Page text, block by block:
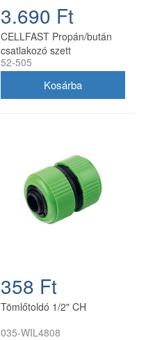
3.690 Ft
CELLFAST Propán/bután
csatlakozó szett
52-505
358 Ft
Tömlőtoldó 1/2" CH
035-WIL4808